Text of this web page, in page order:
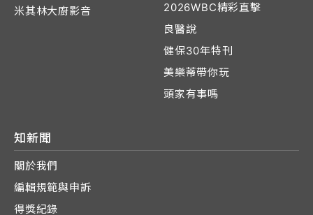
米其林大廚影音
2026WBC精彩直擊
良醫說
健保30年特刊
美樂蒂帶你玩
頭家有事嗎
知新聞
關於我們
編輯規範與申訴
得獎紀錄